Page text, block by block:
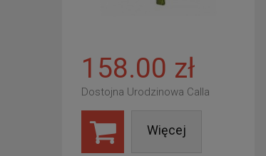
158.00 zł
Dostojna Urodzinowa Calla
Więcej